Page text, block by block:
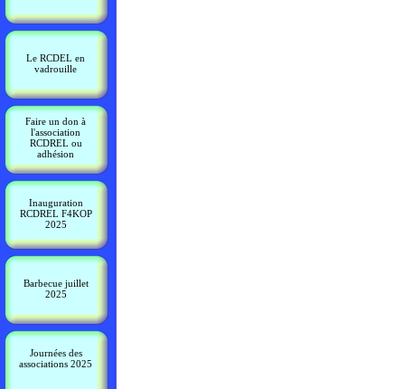
Le RCDEL en
vadrouille
Faire un don à
l'association
RCDREL ou
adhésion
Inauguration
RCDREL F4KOP
2025
Barbecue juillet
2025
Journées des
associations 2025